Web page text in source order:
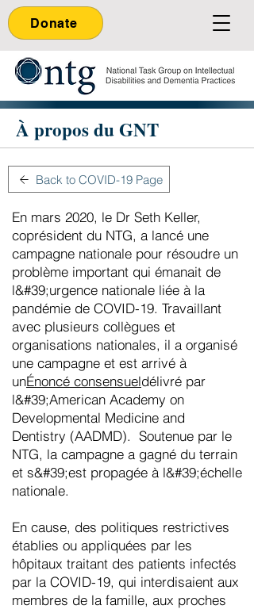
Donate
À propos du GNT
Back to COVID-19 Page
En mars 2020, le Dr Seth Keller,
coprésident du NTG, a lancé une
campagne nationale pour résoudre un
problème important qui émanait de
l&#39;urgence nationale liée à la
pandémie de COVID-19. Travaillant
avec plusieurs collègues et
organisations nationales, il a organisé
une campagne et est arrivé à
unÉnoncé consensueldélivré par
l&#39;American Academy on
Developmental Medicine and
Dentistry (AADMD). Soutenue par le
NTG, la campagne a gagné du terrain
et s&#39;est propagée à l&#39;échelle
nationale.
En cause, des politiques restrictives
établies ou appliquées par les
hôpitaux traitant des patients infectés
par la COVID-19, qui interdisaient aux
membres de la famille, aux proches